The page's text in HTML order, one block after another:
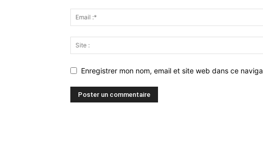
Enregistrer mon nom, email et site web dans ce